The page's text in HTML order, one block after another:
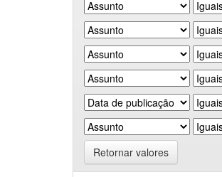
Retornar valores